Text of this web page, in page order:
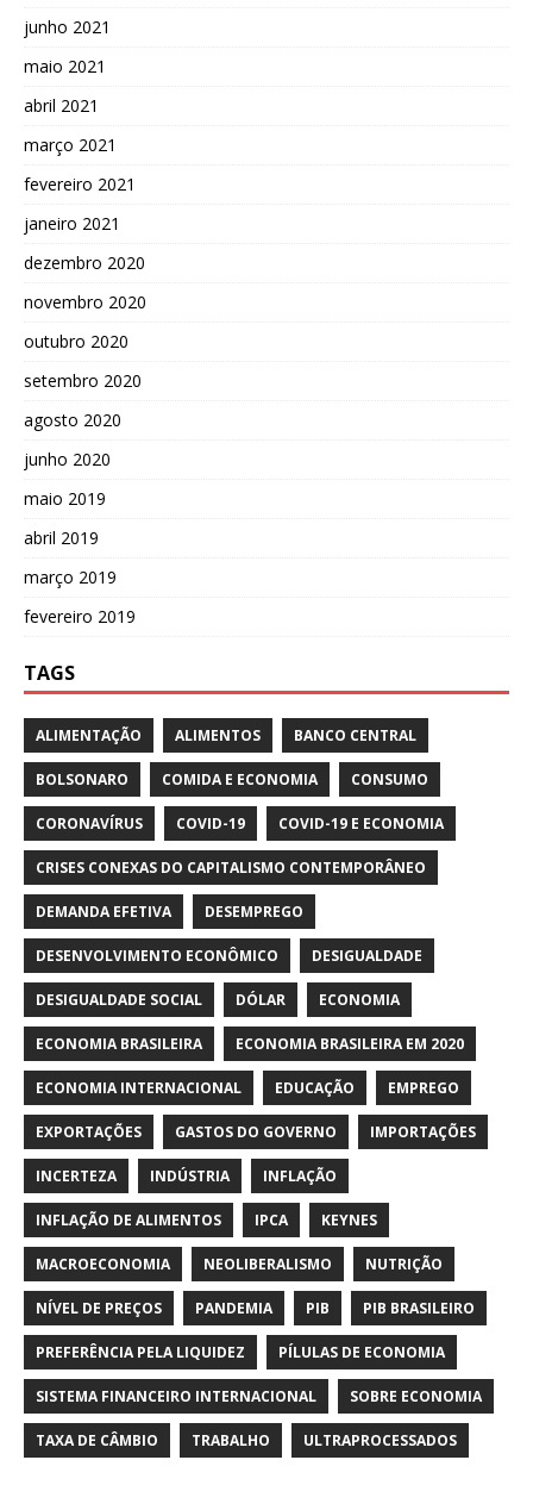
junho 2021
maio 2021
abril 2021
março 2021
fevereiro 2021
janeiro 2021
dezembro 2020
novembro 2020
outubro 2020
setembro 2020
agosto 2020
junho 2020
maio 2019
abril 2019
março 2019
fevereiro 2019
TAGS
ALIMENTAÇÃO ALIMENTOS BANCO CENTRAL
BOLSONARO COMIDA E ECONOMIA CONSUMO
CORONAVÍRUS COVID-19 COVID-19 E ECONOMIA
CRISES CONEXAS DO CAPITALISMO CONTEMPORÂNEO
DEMANDA EFETIVA DESEMPREGO
DESENVOLVIMENTO ECONÔMICO DESIGUALDADE
DESIGUALDADE SOCIAL DÓLAR ECONOMIA
ECONOMIA BRASILEIRA ECONOMIA BRASILEIRA EM 2020
ECONOMIA INTERNACIONAL EDUCAÇÃO EMPREGO
EXPORTAÇÕES GASTOS DO GOVERNO IMPORTAÇÕES
INCERTEZA INDÚSTRIA INFLAÇÃO
INFLAÇÃO DE ALIMENTOS IPCA KEYNES
MACROECONOMIA NEOLIBERALISMO NUTRIÇÃO
NÍVEL DE PREÇOS PANDEMIA PIB PIB BRASILEIRO
PREFERÊNCIA PELA LIQUIDEZ PÍLULAS DE ECONOMIA
SISTEMA FINANCEIRO INTERNACIONAL SOBRE ECONOMIA
TAXA DE CÂMBIO TRABALHO ULTRAPROCESSADOS